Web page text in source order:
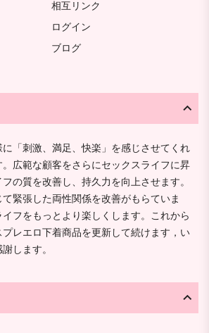
相互リンク
ログイン
ブログ
「刺激、満足、快楽」を感じさせてくれ
広範な顧客をさらにセックスライフに昇
の質を改善し、持久力を向上させます。
緊張した両性関係を改善がもらていま
フをもっとより楽しくします。これから
レエロ下着商品を更新して続けます，い
します。